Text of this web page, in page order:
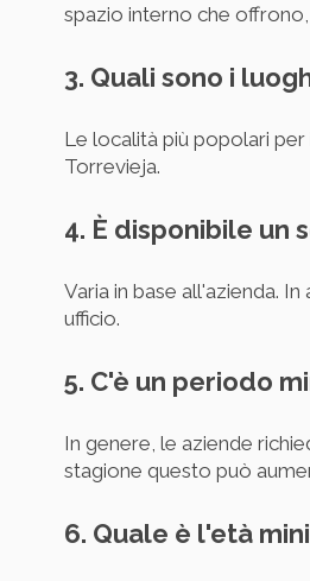
spazio interno che
3. Quali sono i
Le località più popolari
Torrevieja.
4. È disponibile un
Varia in base all'azienda.
ufficio.
5. C'è un periodo
In genere, le aziende
stagione questo può
6. Quale è l'età